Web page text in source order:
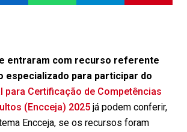
entraram com recurso referente
especializado para participar do
para Certificação de Competências
(Encceja) 2025 já podem conferir,
Encceja, se os recursos foram